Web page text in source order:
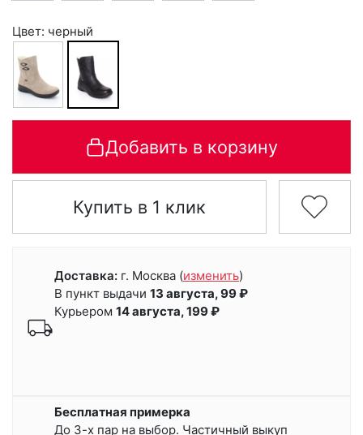
Цвет: черный
Добавить в корзину
Купить в 1 клик
Доставка: г. Москва (изменить)
В пункт выдачи 13 августа, 99 ₽
Курьером 14 августа, 199 ₽
Бесплатная примерка
До 3-х пар на выбор. Частичный выкуп